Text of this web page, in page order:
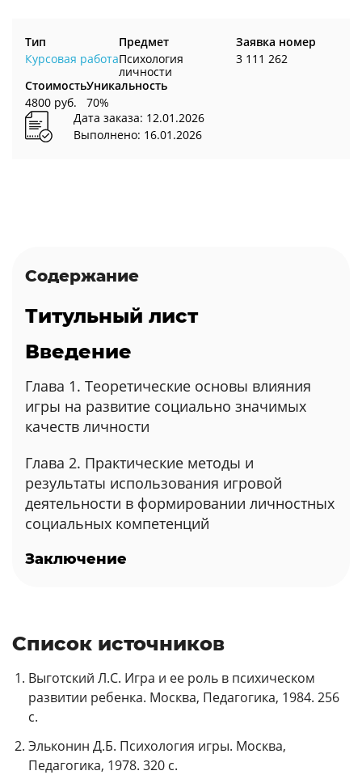
Тип
Курсовая работа
Предмет
Психология
личности
Заявка номер
3 111 262
Стоимость
4800 руб.
Уникальность
70%
Дата заказа: 12.01.2026
Выполнено: 16.01.2026
Содержание
Титульный лист
Введение
Глава 1. Теоретические основы влияния
игры на развитие социально значимых
качеств личности
Глава 2. Практические методы и
результаты использования игровой
деятельности в формировании личностных
социальных компетенций
Заключение
Список источников
Выготский Л.С. Игра и ее роль в психическом
развитии ребенка. Москва, Педагогика, 1984. 256
с.
Эльконин Д.Б. Психология игры. Москва,
Педагогика, 1978. 320 с.